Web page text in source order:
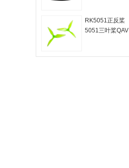
RK5051正反桨
5051三叶桨QAV